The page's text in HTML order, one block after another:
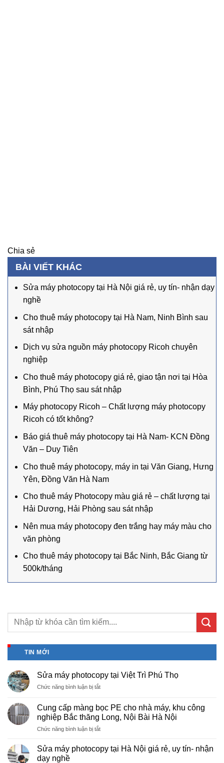
Chia sẻ
BÀI VIẾT KHÁC
Sửa máy photocopy tại Hà Nội giá rẻ, uy tín- nhận dạy
nghề
Cho thuê máy photocopy tại Hà Nam, Ninh Bình sau
sát nhập
Dịch vụ sửa nguồn máy photocopy Ricoh chuyên
nghiệp
Cho thuê máy photocopy giá rẻ, giao tận nơi tại Hòa
Bình, Phú Thọ sau sát nhập
Máy photocopy Ricoh – Chất lượng máy photocopy
Ricoh có tốt không?
Báo giá thuê máy photocopy tại Hà Nam- KCN Đồng
Văn – Duy Tiên
Cho thuê máy photocopy, máy in tại Văn Giang, Hưng
Yên, Đồng Văn Hà Nam
Cho thuê máy Photocopy màu giá rẻ – chất lượng tại
Hải Dương, Hải Phòng sau sát nhập
Nên mua máy photocopy đen trắng hay máy màu cho
văn phòng
Cho thuê máy photocopy tại Bắc Ninh, Bắc Giang từ
500k/tháng
TIN MỚI
Sửa máy photocopy tại Việt Trì Phú Thọ
Chức năng bình luận bị tắtở
photocopy
tại
Việt
Phú
Thọ
Cung cấp màng bọc PE cho nhà máy, khu công
nghiệp Bắc thăng Long, Nội Bài Hà Nội
Chức năng bình luận bị tắtở
màng
Sửa máy photocopy tại Hà Nội giá rẻ, uy tín- nhận
dạy nghề